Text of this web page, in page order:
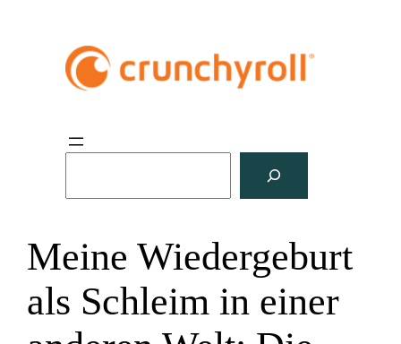
e
Meine Wiedergeburt
als Schleim in einer